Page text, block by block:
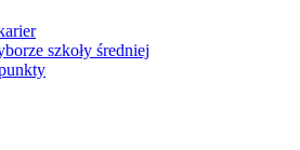
szkoły średniej